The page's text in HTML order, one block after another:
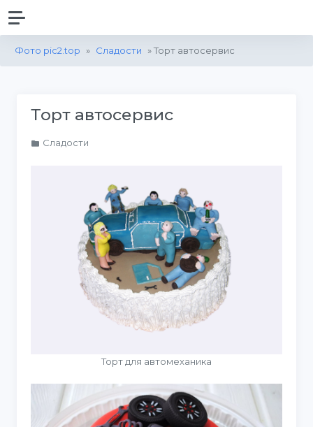
Фото pic2.top » Сладости » Торт автосервис
Торт автосервис
Сладости
Торт для автомеханика